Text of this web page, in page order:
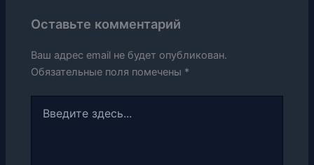
Оставьте комментарий
Ваш адрес email не будет опубликован.
Обязательные поля помечены *
здесь...